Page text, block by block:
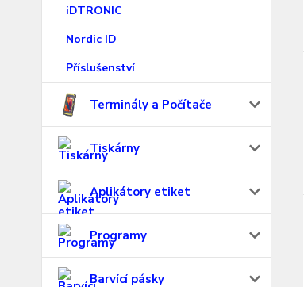
iDTRONIC
Nordic ID
Příslušenství
Terminály a Počítače
Tiskárny
Aplikátory etiket
Programy
Barvící pásky